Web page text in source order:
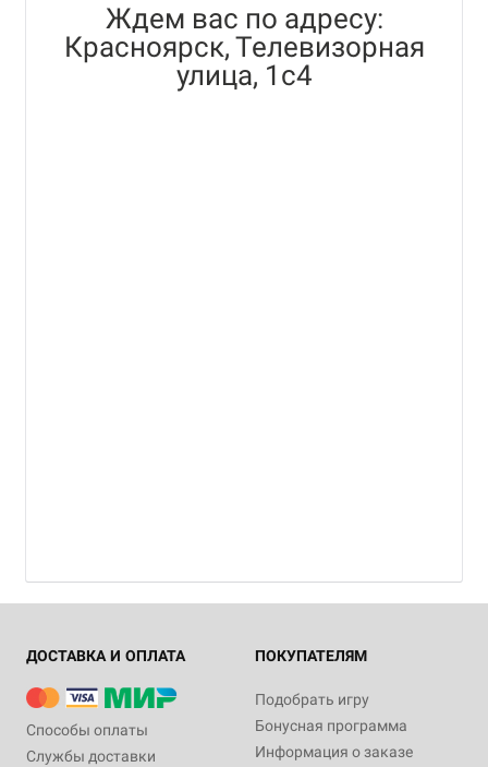
Ждем вас по адресу:
Красноярск, Телевизорная
улица, 1с4
ДОСТАВКА И ОПЛАТА
Способы оплаты
Службы доставки
ПОКУПАТЕЛЯМ
Подобрать игру
Бонусная программа
Информация о заказе